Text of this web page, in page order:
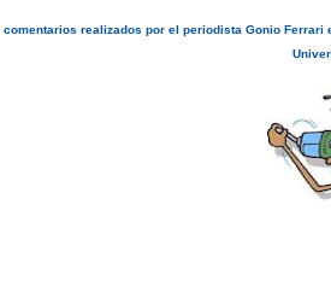
realizados por el periodista Gonio Ferrari